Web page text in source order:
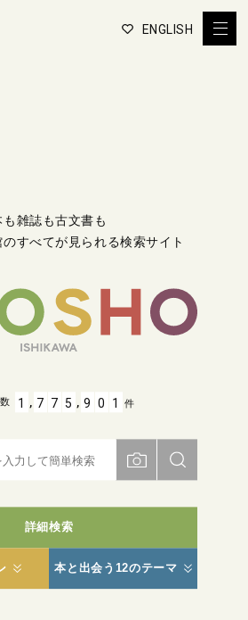
ENGLISH
も雑誌も古文書も
すべてが見られる検索サイト
詳細検索
本と出会う12のテーマ
1 , 7 7 5 , 9 0 1 件